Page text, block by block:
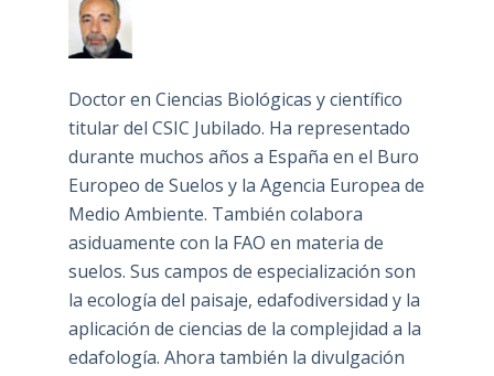
Doctor en Ciencias Biológicas y científico
titular del CSIC Jubilado. Ha representado
durante muchos años a España en el Buro
Europeo de Suelos y la Agencia Europea de
Medio Ambiente. También colabora
asiduamente con la FAO en materia de
suelos. Sus campos de especialización son
la ecología del paisaje, edafodiversidad y la
aplicación de ciencias de la complejidad a la
edafología. Ahora también la divulgación